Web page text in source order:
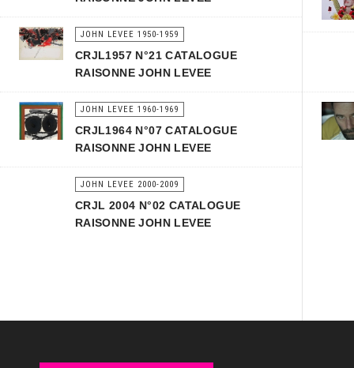
JOHN LEVEE 1950-1959
CRJL1957 N°21 CATALOGUE
RAISONNE JOHN LEVEE
JOHN LEVEE 1960-1969
CRJL1964 N°07 CATALOGUE
RAISONNE JOHN LEVEE
JOHN LEVEE 2000-2009
CRJL 2004 N°02 CATALOGUE
RAISONNE JOHN LEVEE